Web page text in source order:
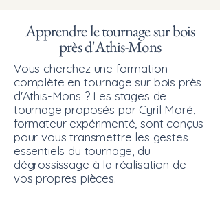
Apprendre le tournage sur bois
près d'Athis-Mons
Vous cherchez une formation
complète en tournage sur bois près
d'Athis-Mons ? Les stages de
tournage proposés par Cyril Moré,
formateur expérimenté, sont conçus
pour vous transmettre les gestes
essentiels du tournage, du
dégrossissage à la réalisation de
vos propres pièces.